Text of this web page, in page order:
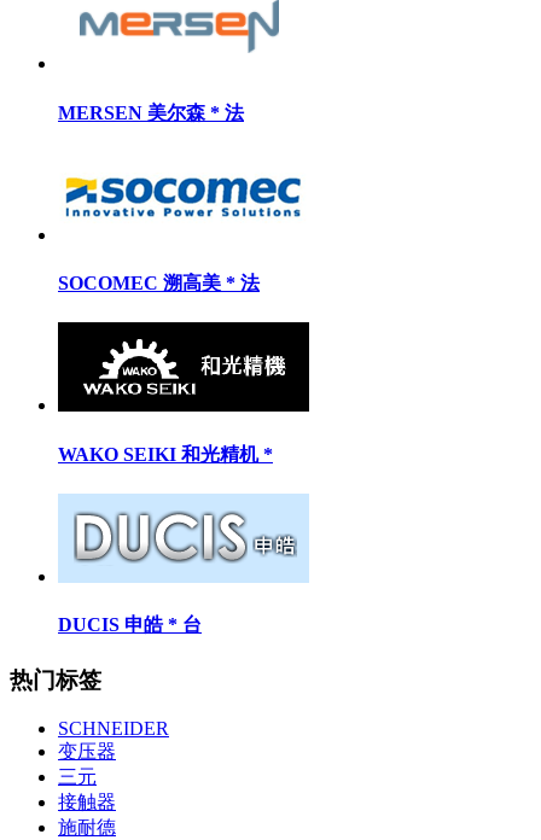
MERSEN 美尔森 * 法
SOCOMEC 溯高美 * 法
WAKO SEIKI 和光精机 *
DUCIS 申皓 * 台
热门标签
SCHNEIDER
变压器
三元
接触器
施耐德